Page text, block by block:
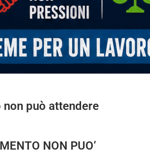
può attendere
NON PUO’